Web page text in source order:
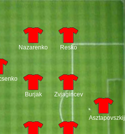
Asztapovszkij
Zvjagincev
Resko
Burjak
Nazarenko